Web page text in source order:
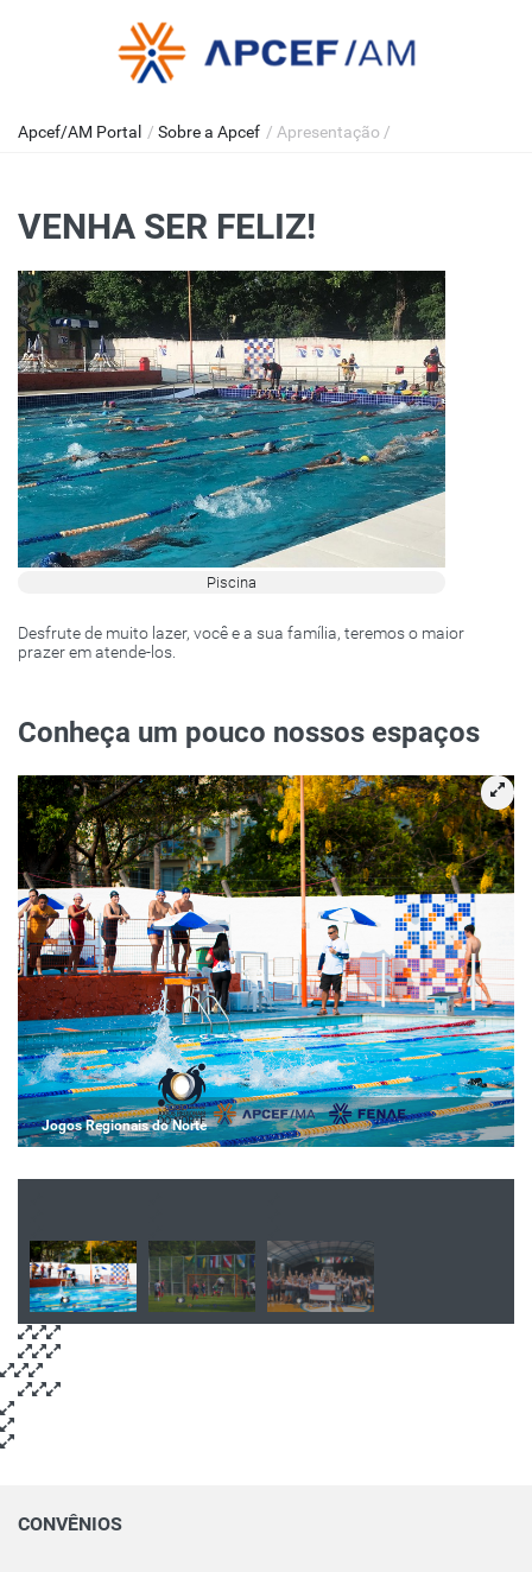
Apcef/AM Portal / Sobre a Apcef / Apresentação /
VENHA SER FELIZ!
Piscina
Desfrute de muito lazer, você e a sua família, teremos o maior
prazer em atende-los.
Conheça um pouco nossos espaços
Jogos Regionais do Norte
CONVÊNIOS